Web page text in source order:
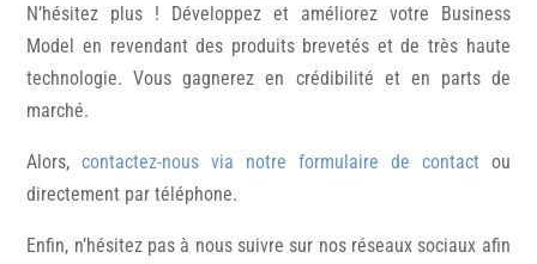
N’hésitez plus ! Développez et améliorez votre Business
Model en revendant des produits brevetés et de très haute
technologie. Vous gagnerez en crédibilité et en parts de
marché.
Alors,contactez-nous via notre formulaire de contact ou
directement par téléphone.
Enfin, n’hésitez pas à nous suivre sur nos réseaux sociaux afin